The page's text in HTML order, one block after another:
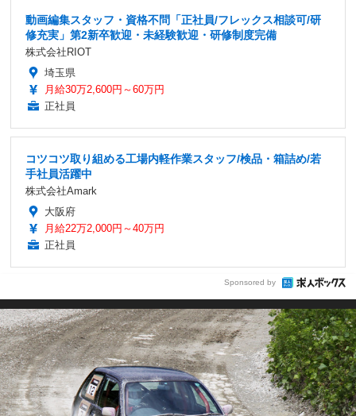
動画編集スタッフ・資格不問「正社員/フレックス相談可/研
修充実」第2新卒歓迎・未経験歓迎・研修制度完備
株式会社RIOT
埼玉県
月給30万2,600円～60万円
正社員
コツコツ取り組める工場内軽作業スタッフ/検品・箱詰め/若
手社員活躍中
株式会社Amark
大阪府
月給22万2,000円～40万円
正社員
Sponsored by